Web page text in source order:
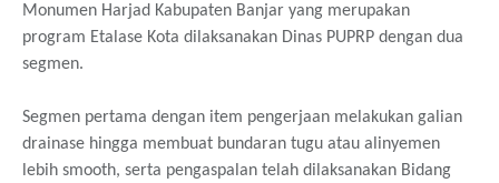
Monumen Harjad Kabupaten Banjar yang merupakan
program Etalase Kota dilaksanakan Dinas PUPRP dengan dua
segmen.
Segmen pertama dengan item pengerjaan melakukan galian
drainase hingga membuat bundaran tugu atau alinyemen
lebih smooth, serta pengaspalan telah dilaksanakan Bidang